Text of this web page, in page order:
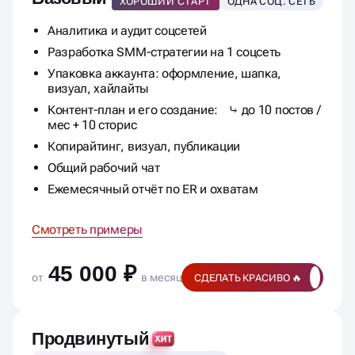
Аналитика и аудит соцсетей
Разработка SMM-стратегии на 1 соцсеть
Упаковка аккаунта: оформление, шапка,
визуал, хайлайты
Контент-план и его создание: ⤷ до 10 постов /
мес + 10 сторис
Копирайтинг, визуал, публикации
Общий рабочий чат
Ежемесячный отчёт по ER и охватам
Смотреть примеры
от 45 000 ₽ в месяц СДЕЛАТЬ КРАСИВО 🔥
Продвинутый